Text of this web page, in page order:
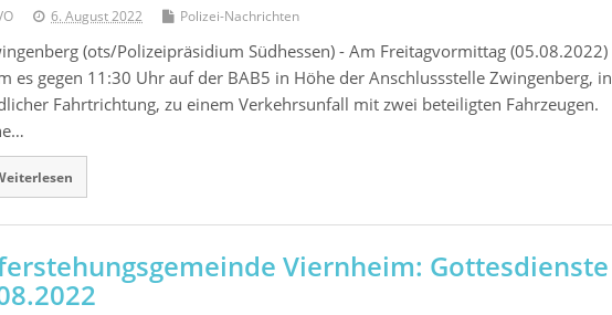
6. August 2022 Polizei-Nachrichten
(ots/Polizeipräsidium Südhessen) - Am Freitagvormittag (05.08.2022)
es gegen 11:30 Uhr auf der BAB5 in Höhe der Anschlussstelle Zwingenberg, in
Fahrtrichtung, zu einem Verkehrsunfall mit zwei beteiligten Fahrzeugen.
Viernheim: Gottesdienste